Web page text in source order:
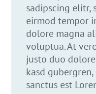
sadipscing elitr,
eirmod tempor
dolore magna
voluptua. At
justo duo
kasd
sanctus est